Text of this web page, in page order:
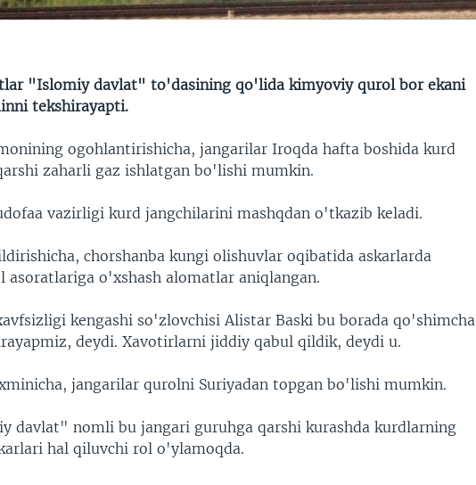
"Islomiy davlat" to'dasining qo'lida kimyoviy qurol bor ekani
tekshirayapti.
ogohlantirishicha, jangarilar Iroqda hafta boshida kurd
zaharli gaz ishlatgan bo'lishi mumkin.
vazirligi kurd jangchilarini mashqdan o'tkazib keladi.
chorshanba kungi olishuvlar oqibatida askarlarda
asoratlariga o'xshash alomatlar aniqlangan.
kengashi so'zlovchisi Alistar Baski bu borada qo'shimcha
deydi. Xavotirlarni jiddiy qabul qildik, deydi u.
jangarilar qurolni Suriyadan topgan bo'lishi mumkin.
davlat" nomli bu jangari guruhga qarshi kurashda kurdlarning
hal qiluvchi rol o'ylamoqda.